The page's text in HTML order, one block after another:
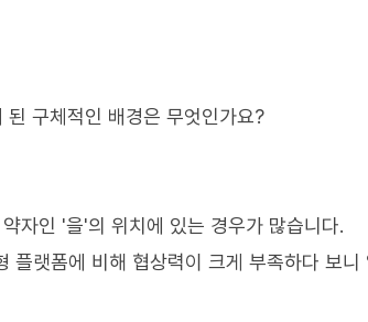
구체적인 배경은 무엇인가요?
자인 '을'의 위치에 있는 경우가 많습니다.
플랫폼에 비해 협상력이 크게 부족하다 보니